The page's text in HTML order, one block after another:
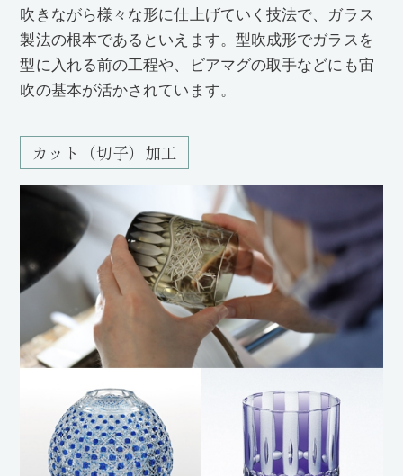
吹きながら様々な形に仕上げていく技法で、ガラス
製法の根本であるといえます。型吹成形でガラスを
型に入れる前の工程や、ビアマグの取手などにも宙
吹の基本が活かされています。
カット（切子）加工